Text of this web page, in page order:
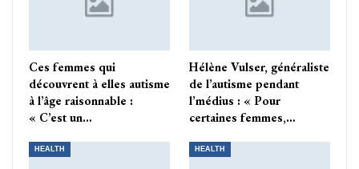
Ces femmes qui
découvrent à elles autisme
à l’âge raisonnable :
« C’est un…
Hélène Vulser, généraliste
de l’autisme pendant
l’médius : « Pour
certaines femmes,…
HEALTH HEALTH